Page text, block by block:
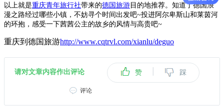
以上就是重庆青年旅行社带来的德国旅游 目的地推荐。知道了德国浪
漫之路经过哪些小镇，不妨寻个时间出发吧~投进阿尔卑斯山和莱茵河
的环抱，感受一下茜茜公主的故乡的风情与高贵吧~
重庆到德国旅游http://www.cqtrvl.com/xianlu/deguo
请对文章内容作出评论 赞 | 踩
评论